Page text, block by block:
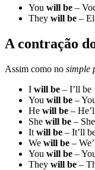
You will be –
They will be –
A contração
Assim como no simple
I will be – I’ll be
You will be –
He will be –
She will be –
It will be – It’ll
We will be –
You will be –
They will be –